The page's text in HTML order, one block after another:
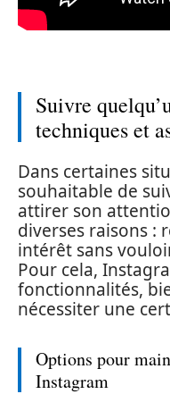
Suivre
techniques et
Dans certaines
souhaitable de
attirer son
diverses raisons :
intérêt sans
Pour cela,
fonctionnalités,
nécessiter une
Options pour
Instagram